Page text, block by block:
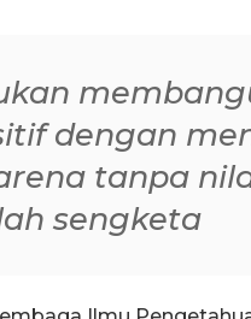
dengan
tanpa
sengketa